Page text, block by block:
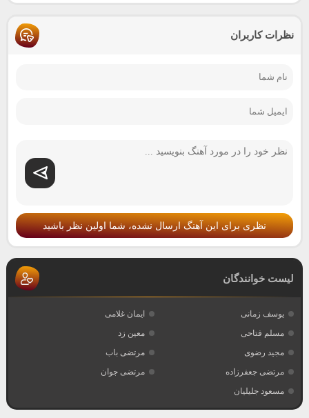
نظرات کاربران
نظری برای این آهنگ ارسال نشده، شما اولین نظر باشید
لیست خوانندگان
یوسف زمانی
ایمان غلامی
مسلم فتاحی
معین زد
مجید رضوی
مرتضی باب
مرتضی جعفرزاده
مرتضی جوان
مسعود جلیلیان